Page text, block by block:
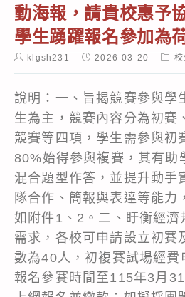
動海報，請貴校惠予
學生踴躍報名參加為
Postklgsh231
Post2026-03-20
Post
說明：一、旨揭競賽參與學
生為主，競賽內容分為初賽
競賽等四項，學生需參與初
80%始得參與複賽，其有助
混合題型作答，並提升動手
隊合作、簡報與表達等能力
如附件1、2。二、盱衡經濟
需求，各校可申請設立初賽
數為40人，初複賽試場經費
報名參賽時間至115年3月